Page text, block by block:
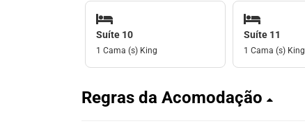
Suíte 10
1 Cama (s) King
Suíte 11
1 Cama (s) King
Regras da Acomodação